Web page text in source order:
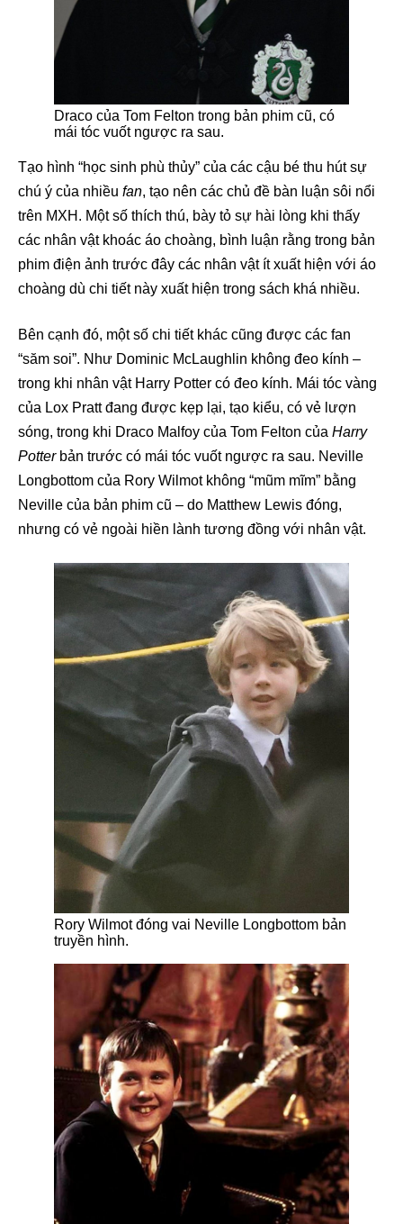
Draco của Tom Felton trong bản phim cũ, có
mái tóc vuốt ngược ra sau.
Tạo hình “học sinh phù thủy” của các cậu bé thu hút sự
chú ý của nhiều fan, tạo nên các chủ đề bàn luận sôi nổi
trên MXH. Một số thích thú, bày tỏ sự hài lòng khi thấy
các nhân vật khoác áo choàng, bình luận rằng trong bản
phim điện ảnh trước đây các nhân vật ít xuất hiện với áo
choàng dù chi tiết này xuất hiện trong sách khá nhiều.
Bên cạnh đó, một số chi tiết khác cũng được các fan
“săm soi”. Như Dominic McLaughlin không đeo kính –
trong khi nhân vật Harry Potter có đeo kính. Mái tóc vàng
của Lox Pratt đang được kẹp lại, tạo kiểu, có vẻ lượn
sóng, trong khi Draco Malfoy của Tom Felton của Harry
Potterbản trước có mái tóc vuốt ngược ra sau. Neville
Longbottom của Rory Wilmot không “mũm mĩm” bằng
Neville của bản phim cũ – do Matthew Lewis đóng,
nhưng có vẻ ngoài hiền lành tương đồng với nhân vật.
Rory Wilmot đóng vai Neville Longbottom bản
truyền hình.